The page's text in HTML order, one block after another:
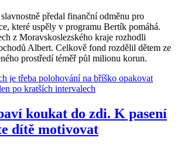
předal finanční odměnu pro
které uspěly v programu Bertík pomáhá.
z Moravskoslezského kraje rozhodli
Albert. Celkově fond rozdělil dětem ze
prostředí téměř půl milionu korun.
koukat do zdi. K pasení
dítě motivovat